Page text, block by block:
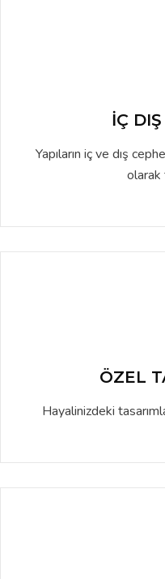
İÇ
Yapıların iç ve dış
olarak
ÖZEL
Hayalinizdeki